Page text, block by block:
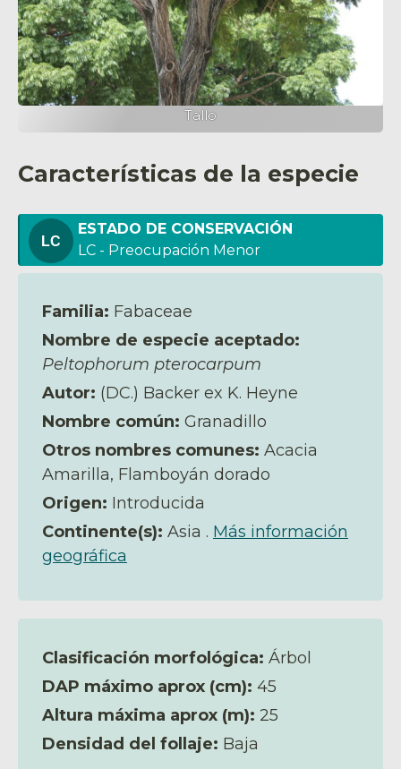
Tallo
Características de la especie
ESTADO DE CONSERVACIÓN
LC - Preocupación Menor
Familia: Fabaceae
Nombre de especie aceptado:
Peltophorum pterocarpum
Autor: (DC.) Backer ex K. Heyne
Nombre común: Granadillo
Otros nombres comunes: Acacia
Amarilla, Flamboyán dorado
Origen: Introducida
Continente(s): Asia . Más información
geográfica
Clasificación morfológica: Árbol
DAP máximo aprox (cm): 45
Altura máxima aprox (m): 25
Densidad del follaje: Baja